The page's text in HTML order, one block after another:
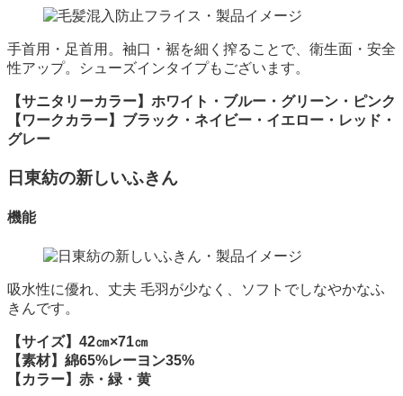
手首用・足首用。袖口・裾を細く搾ることで、衛生面・安全
性アップ。シューズインタイプもございます。
【サニタリーカラー】ホワイト・ブルー・グリーン・ピンク
【ワークカラー】ブラック・ネイビー・イエロー・レッド・
グレー
日東紡の新しいふきん
機能
吸水性に優れ、丈夫 毛羽が少なく、ソフトでしなやかなふ
きんです。
【サイズ】42㎝×71㎝
【素材】綿65%レーヨン35%
【カラー】赤・緑・黄